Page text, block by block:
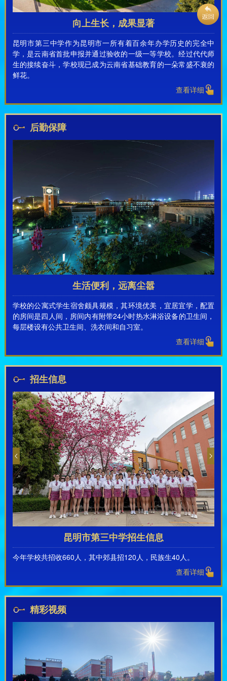
向上生长，成果显著
昆明市第三中学作为昆明市一所有着百余年办学历史的完全中
学，是云南省首批申报并通过验收的一级一等学校。经过代代师
生的接续奋斗，学校现已成为云南省基础教育的一朵常盛不衰的
鲜花。
查看详细
后勤保障
生活便利，远离尘嚣
学校的公寓式学生宿舍颇具规模，其环境优美，宜居宜学，配置
的房间是四人间，房间内有附带24小时热水淋浴设备的卫生间，
每层楼设有公共卫生间、洗衣间和自习室。
查看详细
招生信息
昆明市第三中学招生信息
今年学校共招收660人，其中郊县招120人，民族生40人。
查看详细
精彩视频